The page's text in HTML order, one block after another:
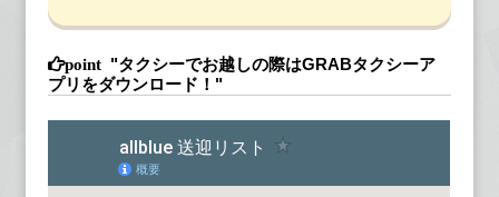
"タクシーでお越しの際はGRABタクシーア
プリをダウンロード！"